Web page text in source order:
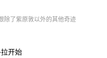
除了紫原敦以外的其他奇迹
开始